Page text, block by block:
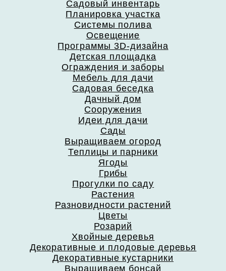
Садовый инвентарь
Планировка участка
Системы полива
Освещение
Программы 3D-дизайна
Детская площадка
Ограждения и заборы
Мебель для дачи
Садовая беседка
Дачный дом
Сооружения
Идеи для дачи
Сады
Выращиваем огород
Теплицы и парники
Ягоды
Грибы
Прогулки по саду
Растения
Разновидности растений
Цветы
Розарий
Хвойные деревья
Декоративные и плодовые деревья
Декоративные кустарники
Выращиваем бонсай